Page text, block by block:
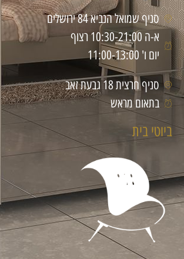
סניף שמואל הנביא 84 ירושלים
א-ה 10:30-21:00 רצוף
יום ו' 11:00-13:00
סניף חרצית 18 גבעת זאב
בתאום מראש
ביוטי בית